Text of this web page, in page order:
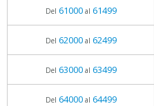
Del 61000al 61499
Del 62000al 62499
Del 63000al 63499
Del 64000al 64499